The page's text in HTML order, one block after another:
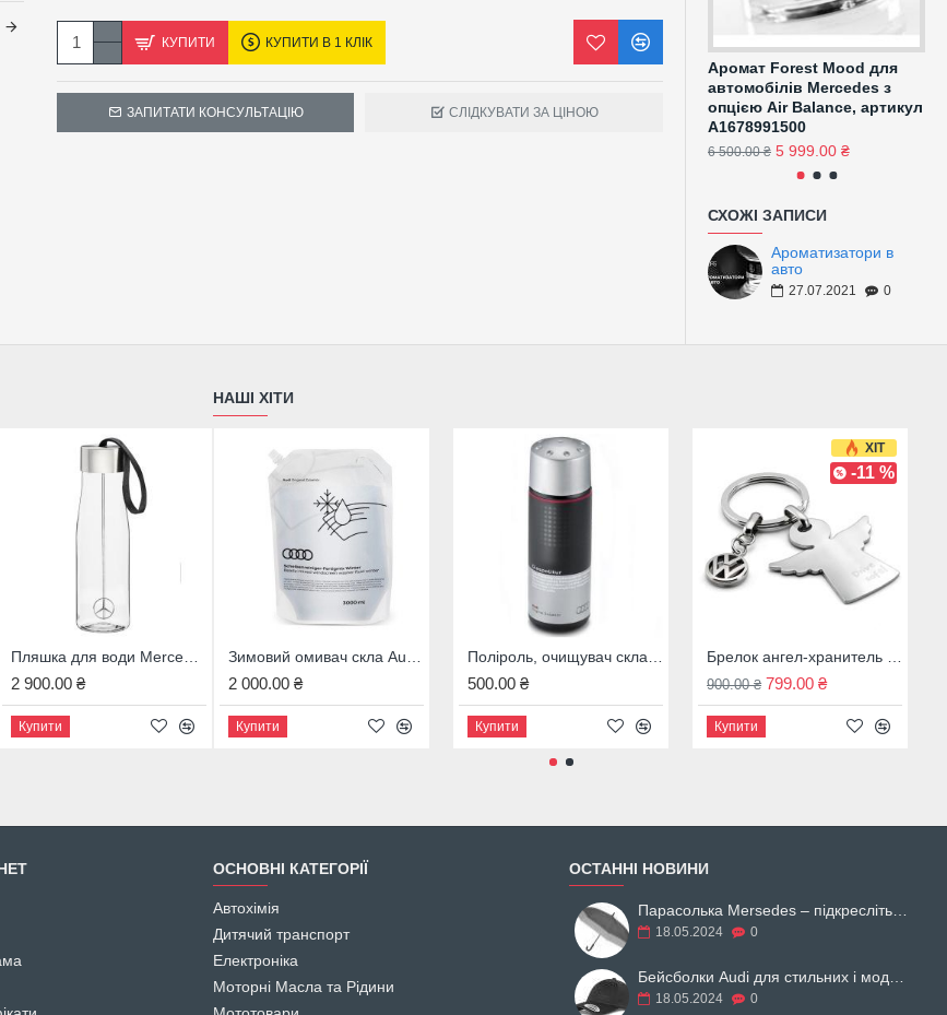
Підходить для автомобілів Mercedes-Benz з функцією Air-Balance (код P21)
КУПИТИ КУПИТИ В 1 КЛІК
ЗАПИТАТИ КОНСУЛЬТАЦІЮ СЛІДКУВАТИ ЗА ЦІНОЮ
Аромат Forest Mood для
автомобілів Mercedes з
опцією Air Balance, артикул
A1678991500
6 500.00 ₴ 5 999.00 ₴
СХОЖІ ЗАПИСИ
Ароматизатори в
авто
27.07.2021 0
Пляшка для води Mercedes-Benz Myflavour, 0,75 л, B66955015
2 900.00 ₴
Купити
Під замовлення
15 500.00 ₴
Купити
Під замовлення
23 500.00 ₴
Купити
НАШІ ХІТИ
Зимовий омивач скла Audi, 4M8096323B
2 000.00 ₴
Купити
Поліроль, очищувач скла Audi, 00A096329020
500.00 ₴
Купити
ХІТ
-11 %
Брелок ангел-хранитель Volkswagen Drive Safe, 000087010AFJKA 7E9087010
900.00 ₴ 799.00 ₴
Купити
ОСНОВНІ КАТЕГОРІЇ
Автохімія
Дитячий транспорт
Електроніка
Моторні Масла та Рідини
ОСТАННІ НОВИНИ
Парасолька Mersedes – підкресліть свій образ
18.05.2024 0
18.05.2024 0